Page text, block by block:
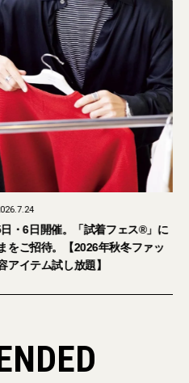
リ発「イジ
トストリート
も登場
2026年9月5日・6
読者の皆さまをご
ション＆美容アイ